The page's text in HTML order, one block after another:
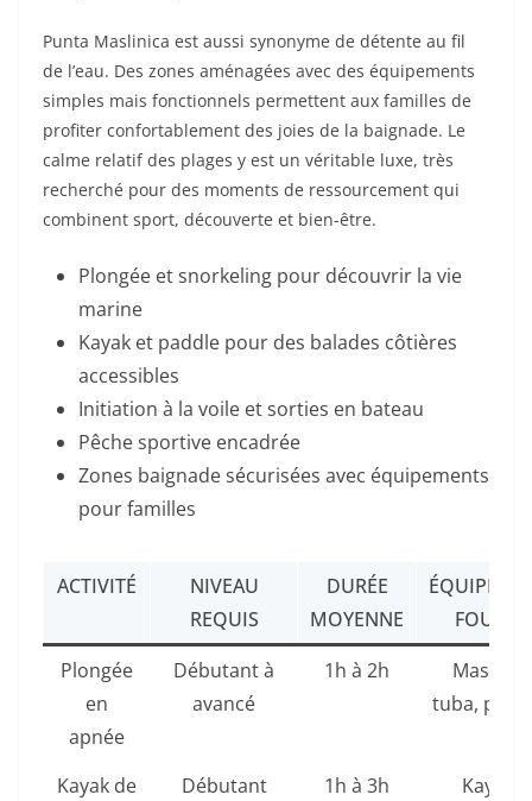
Punta Maslinica est aussi synonyme de détente au fil
de l’eau. Des zones aménagées avec des équipements
simples mais fonctionnels permettent aux familles de
profiter confortablement des joies de la baignade. Le
calme relatif des plages y est un véritable luxe, très
recherché pour des moments de ressourcement qui
combinent sport, découverte et bien-être.
Plongée et snorkeling pour découvrir la vie
marine
Kayak et paddle pour des balades côtières
accessibles
Initiation à la voile et sorties en bateau
Pêche sportive encadrée
Zones baignade sécurisées avec équipements
pour familles
ACTIVITÉ
NIVEAU
REQUIS
DURÉE
MOYENNE
FOURNI
Plongée
en
apnée
Débutant à
avancé
1h à 2h
Masque,
tuba,
Kayak de
Débutant 1h à 3h
Kayak,